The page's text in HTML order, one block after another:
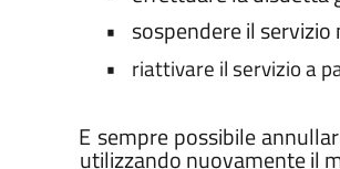
• sospendere il
• riattivare il servizio a
E sempre possibile
utilizzando nuovamente il